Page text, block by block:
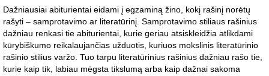
Dažniausiai abiturientai eidami į egzaminą žino, kokį rašinį norėtų
rašyti – samprotavimo ar literatūrinį. Samprotavimo stiliaus rašinius
dažniau renkasi tie abiturientai, kurie geriau atsiskleidžia atlikdami
kūrybiškumo reikalaujančias užduotis, kuriuos mokslinis literatūrinio
rašinio stilius varžo. Tuo tarpu literatūrinius rašinius dažniau rašo tie,
kurie kaip tik, labiau mėgsta tikslumą arba kaip dažnai sakoma